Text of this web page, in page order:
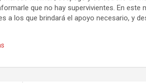
que no hay supervivientes. En este
a los que brindará el apoyo necesario, y